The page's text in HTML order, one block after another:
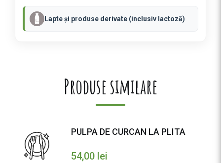
Lapte și produse derivate (inclusiv lactoză)
Produse similare
PULPA DE CURCAN LA PLITA
54,00 lei